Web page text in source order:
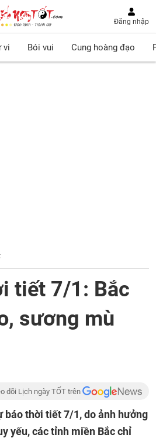
Đăng nhập
vi Bói vui Cung hoàng đạo
tiết 7/1: Bắc
sương mù
dõi Lịch ngày TỐT trên
báo thời tiết 7/1, do ảnh hưởng
yếu, các tỉnh miền Bắc chỉ